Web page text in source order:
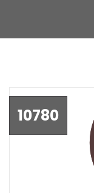
10780